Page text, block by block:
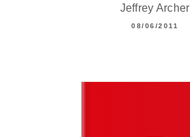
Jeffrey Archer
08/06/2011